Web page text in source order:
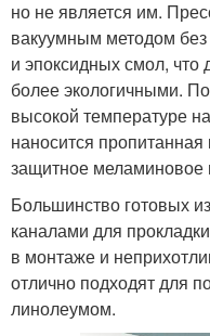
но не является им.
вакуумным методом
и эпоксидных смол,
более экологичными.
высокой температуре
наносится
защитное меламиновое
Большинство готовых
каналами для
в монтаже и
отлично подходят для
линолеумом.